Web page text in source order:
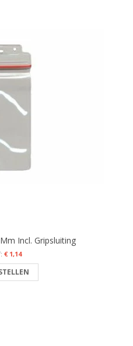
Incl. Gripsluiting
€ 1,14